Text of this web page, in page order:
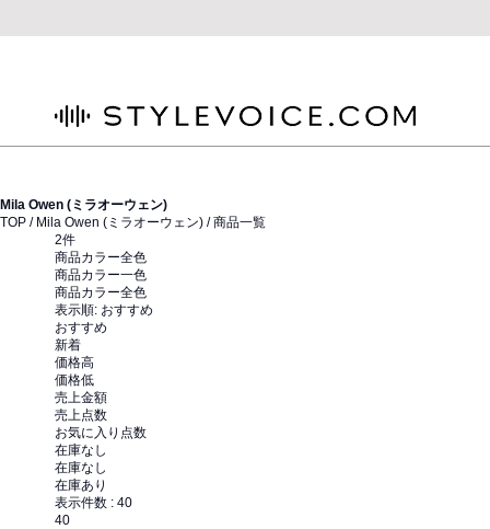
Mila Owen (ミラオーウェン)
TOP / Mila Owen (ミラオーウェン) / 商品一覧
2件
商品カラー全色
商品カラー一色
商品カラー全色
表示順: おすすめ
おすすめ
新着
価格高
価格低
売上金額
売上点数
お気に入り点数
在庫なし
在庫なし
在庫あり
表示件数 : 40
40